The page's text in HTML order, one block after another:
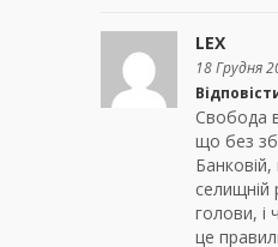
LEX
18 Грудня
Свобода
що без
селищній
голови, і
це